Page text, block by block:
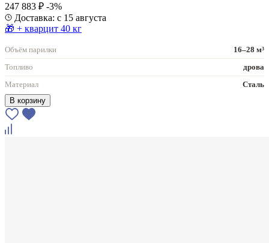
247 883 ₽ -3%
Доставка: с 15 августа
🎁 + кварцит 40 кг
Объём парилки
16–28 м³
Топливо
дрова
Материал
Сталь
В корзину